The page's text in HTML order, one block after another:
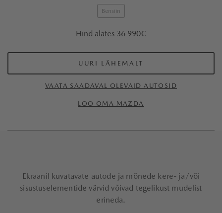
Bensiin
Hind alates 36 990€
UURI LÄHEMALT
VAATA SAADAVAL OLEVAID AUTOSID
LOO OMA MAZDA
Ekraanil kuvatavate autode ja mõnede kere- ja/või
sisustuselementide värvid võivad tegelikust mudelist
erineda.